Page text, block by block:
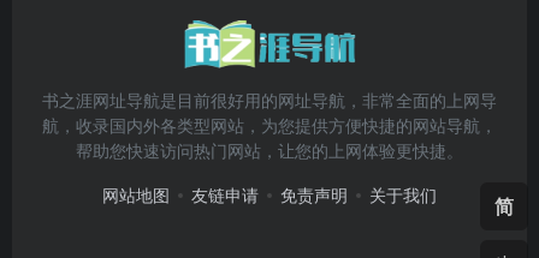
书之涯网址导航是目前很好用的网址导航，非常全面的上网导
航，收录国内外各类型网站，为您提供方便快捷的网站导航，
帮助您快速访问热门网站，让您的上网体验更快捷。
网站地图 友链申请 免责声明 关于我们 简